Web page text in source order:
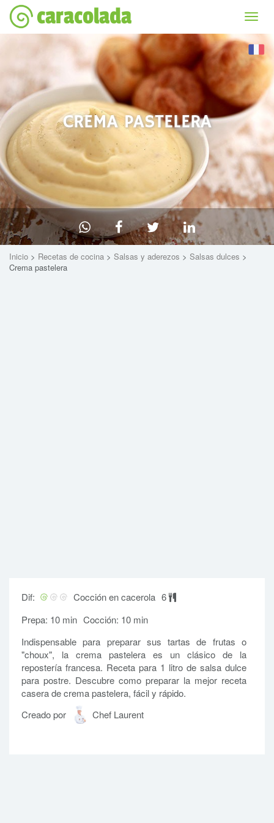
caracolada
CREMA PASTELERA
Inicio > Recetas de cocina > Salsas y aderezos > Salsas dulces >
Crema pastelera
Dif: Cocción en cacerola 6
Prepa: 10 min Cocción: 10 min
Indispensable para preparar sus tartas de frutas o
"choux", la crema pastelera es un clásico de la
repostería francesa. Receta para 1 litro de salsa dulce
para postre. Descubre como preparar la mejor receta
casera de crema pastelera, fácil y rápido.
Creado por
Chef Laurent